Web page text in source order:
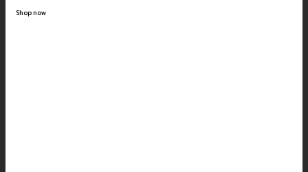
Shop now